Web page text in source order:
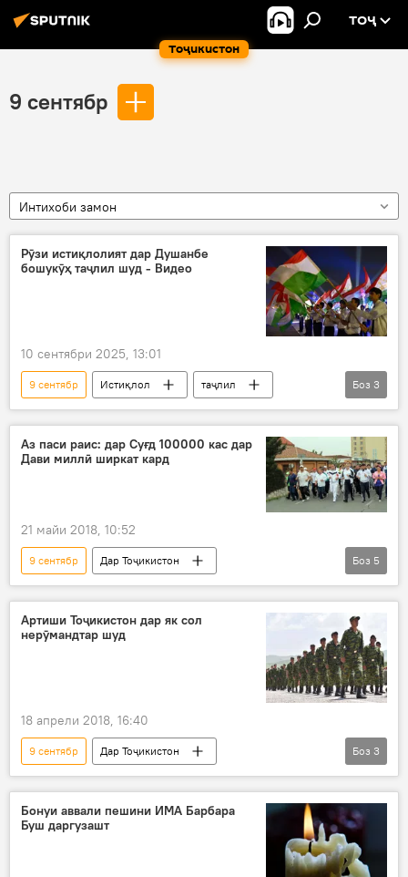
Тоҷикистон
ТОҶ
9 сентябр
Интихоби замон
Рӯзи истиқлолият дар Душанбе
бошукӯҳ таҷлил шуд - Видео
10 сентябри 2025, 13:01
9 сентябр Истиқлол
таҷлил
Дар Тоҷикистон
Душанбе
Рӯзи истиқлолият
Боз 3
Аз паси раис: дар Суғд 100000 кас дар
Дави миллӣ ширкат кард
21 майи 2018, 10:52
9 сентябр
Дар Тоҷикистон
Навигариҳои варзиши Тоҷикистон
Ҳамаи хабарҳо
Раҷаббой Аҳмадзода
Боз 5
Артиши Тоҷикистон дар як сол
нерӯмандтар шуд
18 апрели 2018, 16:40
9 сентябр
Дар Тоҷикистон
Ҳамаи хабарҳо
Амният ва мудофиа
ҷойгоҳи артиш
Боз 3
Бонуи аввали пешини ИМА Барбара
Буш даргузашт